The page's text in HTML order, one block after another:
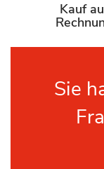
Kauf
Sie